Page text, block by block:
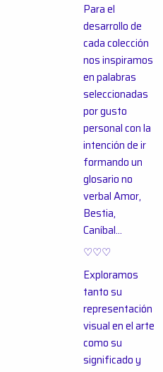
Para el
desarrollo de
cada colección
nos inspiramos
en palabras
seleccionadas
por gusto
personal con la
intención de ir
formando un
glosario no
verbal Amor,
Bestia,
Caníbal…
♡♡♡
Exploramos
tanto su
representación
visual en el arte
como su
significado y